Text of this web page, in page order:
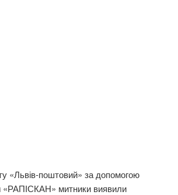
«Львів-поштовий» за допомогою
«РАПІСКАН» митники виявили